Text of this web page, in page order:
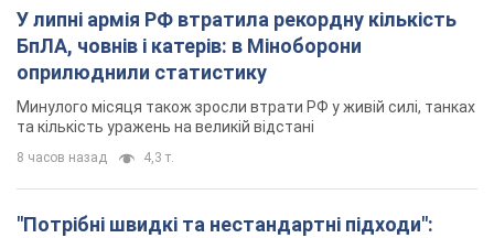
У липні армія РФ втратила рекордну кількість
БпЛА, човнів і катерів: в Міноборони
оприлюднили статистику
Минулого місяця також зросли втрати РФ у живій силі, танках
та кількість уражень на великій відстані
8 часов назад 4,3 т.
"Потрібні швидкі та нестандартні підходи":